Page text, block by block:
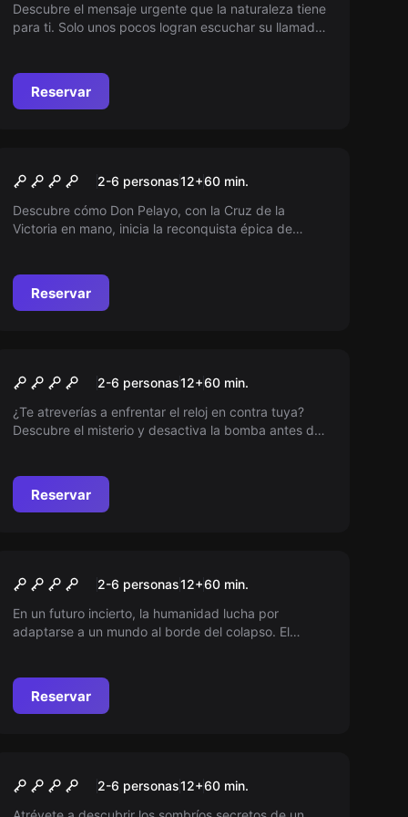
Descubre el mensaje urgente que la naturaleza tiene
para ti. Solo unos pocos logran escuchar su llamado.
juntos lo que queda de nuestro invaluable hogar.
Reservar
Nuevo
LA LEYENDA DEL CASTILLO
2-6 personas12+60 min.
Descubre cómo Don Pelayo, con la Cruz de la
Victoria en mano, inicia la reconquista épica de
Reservar
Nuevo
LA CUENTA ATRÁS
2-6 personas12+60 min.
¿Te atreverías a enfrentar el reloj en contra tuya?
Descubre el misterio y desactiva la bomba antes de
esta trepidante experiencia.
Reservar
Nuevo
APOCALIPSIS NATURA
2-6 personas12+60 min.
En un futuro incierto, la humanidad lucha por
adaptarse a un mundo al borde del colapso. El
planeta irreconocible. ¿Podrán salvar su hogar antes
de que sea demasiado tarde?
Reservar
Nuevo
EL ÚLTIMO SOÑADOR
2-6 personas12+60 min.